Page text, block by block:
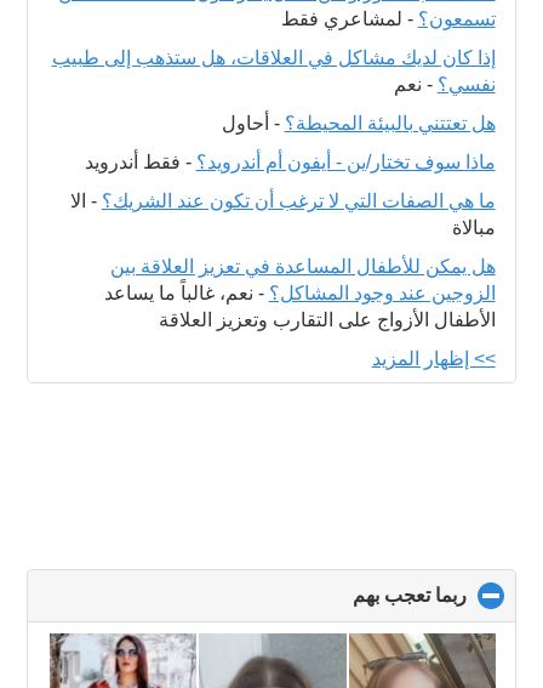
تسمعون؟ - لمشاعري فقط
إذا كان لديك مشاكل في العلاقات، هل ستذهب إلى طبيب
نفسي؟ - نعم
هل تعتتني بالبيئة المحيطة؟ - أحاول
ماذا سوف تختار/ين - أيفون أم أندرويد؟ - فقط أندرويد
ما هي الصفات التي لا ترغب أن تكون عند الشريك؟ - الا
مبالاة
هل يمكن للأطفال المساعدة في تعزيز العلاقة بين
الزوجين عند وجود المشاكل؟ - نعم، غالباً ما يساعد
الأطفال الأزواج على التقارب وتعزيز العلاقة
>> إظهار المزيد
ربما تعجب بهم
to
collapse
contents